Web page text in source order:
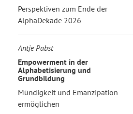
Perspektiven zum Ende der
AlphaDekade 2026
Antje Pabst
Empowerment in der
Alphabetisierung und
Grundbildung
Mündigkeit und Emanzipation
ermöglichen